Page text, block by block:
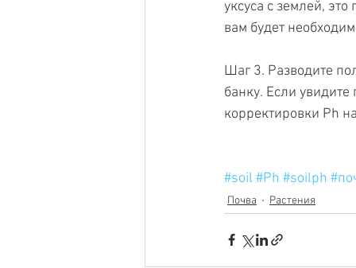
уксуса с землей,
вам будет
Шаг 3. Разводите
банку. Если
корректировки Ph
#soil #Ph #soilph
Почва Растения